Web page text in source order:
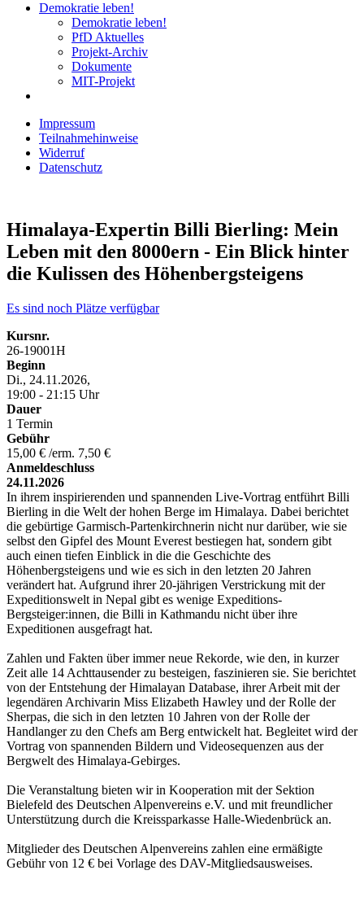
Demokratie leben!
Demokratie leben!
PfD Aktuelles
Projekt-Archiv
Dokumente
MIT-Projekt
Impressum
Teilnahmehinweise
Widerruf
Datenschutz
Himalaya-Expertin Billi Bierling: Mein
Leben mit den 8000ern - Ein Blick hinter
die Kulissen des Höhenbergsteigens
Es sind noch Plätze verfügbar
Kursnr.
26-19001H
Beginn
Di., 24.11.2026,
19:00 - 21:15 Uhr
Dauer
1 Termin
Gebühr
15,00 € /erm. 7,50 €
Anmeldeschluss
24.11.2026
In ihrem inspirierenden und spannenden Live-Vortrag entführt Billi
Bierling in die Welt der hohen Berge im Himalaya. Dabei berichtet
die gebürtige Garmisch-Partenkirchnerin nicht nur darüber, wie sie
selbst den Gipfel des Mount Everest bestiegen hat, sondern gibt
auch einen tiefen Einblick in die die Geschichte des
Höhenbergsteigens und wie es sich in den letzten 20 Jahren
verändert hat. Aufgrund ihrer 20-jährigen Verstrickung mit der
Expeditionswelt in Nepal gibt es wenige Expeditions-
Bergsteiger:innen, die Billi in Kathmandu nicht über ihre
Expeditionen ausgefragt hat.
Zahlen und Fakten über immer neue Rekorde, wie den, in kurzer
Zeit alle 14 Achttausender zu besteigen, faszinieren sie. Sie berichtet
von der Entstehung der Himalayan Database, ihrer Arbeit mit der
legendären Archivarin Miss Elizabeth Hawley und der Rolle der
Sherpas, die sich in den letzten 10 Jahren von der Rolle der
Handlanger zu den Chefs am Berg entwickelt hat. Begleitet wird der
Vortrag von spannenden Bildern und Videosequenzen aus der
Bergwelt des Himalaya-Gebirges.
Die Veranstaltung bieten wir in Kooperation mit der Sektion
Bielefeld des Deutschen Alpenvereins e.V. und mit freundlicher
Unterstützung durch die Kreissparkasse Halle-Wiedenbrück an.
Mitglieder des Deutschen Alpenvereins zahlen eine ermäßigte
Gebühr von 12 € bei Vorlage des DAV-Mitgliedsausweises.